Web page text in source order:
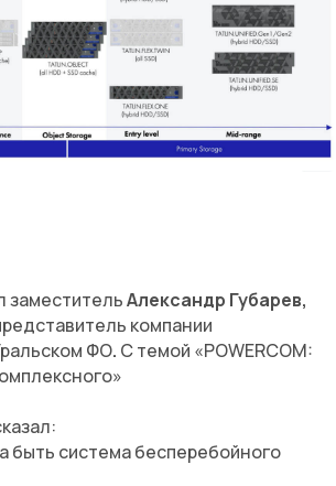
заместительАлександр Губарев,
компании
ФО. С темой «POWERCOM:
быть система бесперебойного